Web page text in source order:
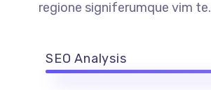
regione signiferumque vim te.
SEO Analysis